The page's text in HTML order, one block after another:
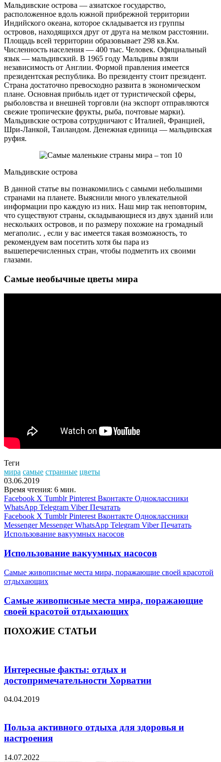
Мальдивские острова — азиатское государство,
расположенное вдоль южной прибрежной территории
Индийского океана, которое складывается из группы
островов, находящихся друг от друга на мелком расстоянии.
Площадь всей территории образовывает 298 кв.Км.
Численность населения — 400 тыс. Человек. Официальный
язык — мальдивский. В 1965 году Мальдивы взяли
независимость от Англии. Формой правления имеется
президентская республика. Во президенту стоит президент.
Страна достаточно превосходно развита в экономическом
плане. Основная прибыль идет от туристической сферы,
рыболовства и внешней торговли (на экспорт отправляются
свежие тропические фрукты, рыба, почтовые марки).
Мальдивские острова сотрудничают с Италией, Францией,
Шри-Ланкой, Таиландом. Денежная единица — мальдивская
руфия.
Мальдивские острова
В данной статье вы познакомились с самыми небольшими
странами на планете. Выяснили много увлекательной
информации про каждую из них. Наш мир так неповторим,
что существуют страны, складывающиеся из двух зданий или
нескольких островов, и по размеру похожие на громадный
мегаполис. , если у вас имеется такая возможность, то
рекомендуем вам посетить хотя бы пара из
вышеперечисленных стран, чтобы подметить их своими
глазами.
Самые необычные цветы мира
Теги
мира самые странные цветы
03.06.2019
Время чтения: 6 мин.
Facebook X Tumblr Pinterest Вконтакте Одноклассники
WhatsApp Telegram Viber Печатать
Facebook X Tumblr Pinterest Вконтакте Одноклассники
Messenger Messenger WhatsApp Telegram Viber Печатать
Использование вакуумных насосов
Использование вакуумных насосов
Самые живописные места мира, поражающие своей красотой
отдыхающих
Самые живописные места мира, поражающие
своей красотой отдыхающих
ПОХОЖИЕ СТАТЬИ
Интересные факты: отдых и
достопримечательности Хорватии
04.04.2019
Польза активного отдыха для здоровья и
настроения
14.07.2022